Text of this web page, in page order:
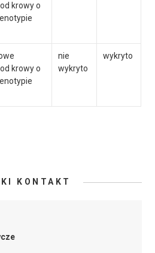
krowy o
krowy o
nie
wykryto
wykryto
KONTAKT